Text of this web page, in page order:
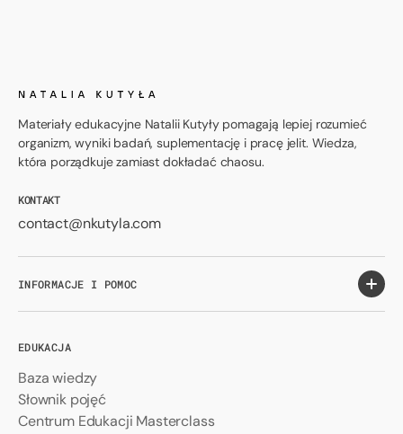
Materiały edukacyjne Natalii Kutyły pomagają lepiej rozumieć
organizm, wyniki badań, suplementację i pracę jelit. Wiedza,
która porządkuje zamiast dokładać chaosu.
KONTAKT
contact@nkutyla.com
INFORMACJE I POMOC
EDUKACJA
Baza wiedzy
Słownik pojęć
Centrum Edukacji Masterclass